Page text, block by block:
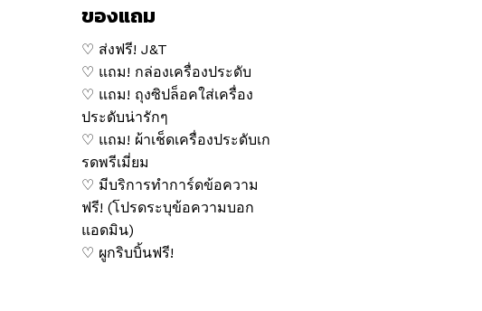
ของแถม
♡ ส่งฟรี! J&T
♡ แถม! กล่องเครื่องประดับ
♡ แถม! ถุงซิปล็อคใส่เครื่อง
ประดับน่ารักๆ
♡ แถม! ผ้าเช็ดเครื่องประดับเก
รดพรีเมี่ยม
♡ มีบริการทำการ์ดข้อความ
ฟรี! (โปรดระบุข้อความบอก
แอดมิน)
♡ ผูกริบบิ้นฟรี!